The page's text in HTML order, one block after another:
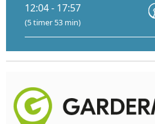
12:04 - 17:57
(5 timer 53 min)